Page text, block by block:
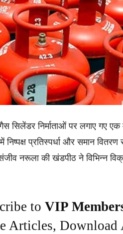
सिलेंडर निर्माताओं पर लगाए गए एक
प्रतिस्पर्धा और समान
नरूला की खंडपीठ ने विभिन्न
to VIP
Articles, Download